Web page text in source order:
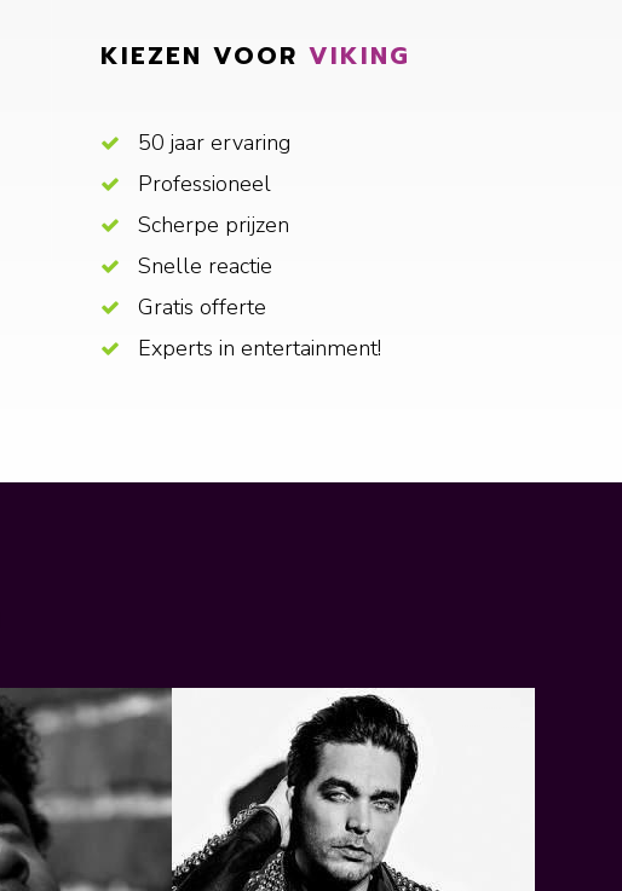
KIEZEN VOOR VIKING
50 jaar ervaring
Professioneel
Scherpe prijzen
Snelle reactie
Gratis offerte
Experts in entertainment!